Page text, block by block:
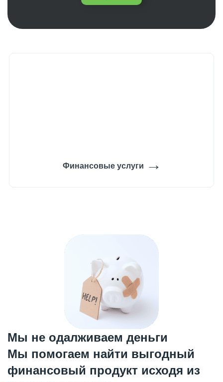
Финансовые услуги →
Мы не одалживаем деньги
Мы помогаем найти выгодный
финансовый продукт исходя из